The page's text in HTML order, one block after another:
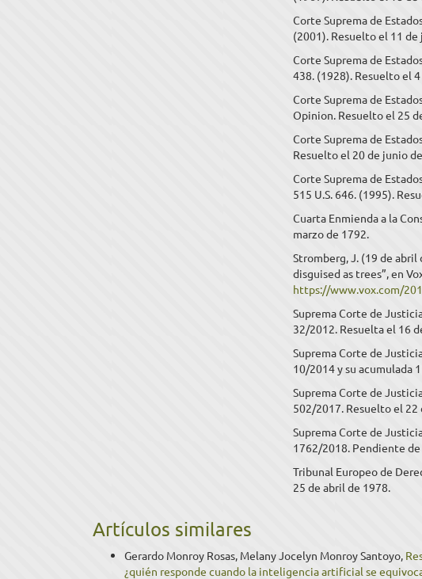
Corte Suprema de
(2001). Resuelto el 11
Corte Suprema de
438. (1928). Resuelto el
Corte Suprema de
Opinion. Resuelto el 25
Corte Suprema de
Resuelto el 20 de junio
Corte Suprema de
515 U.S. 646. (1995).
Cuarta Enmienda a la
marzo de 1792.
Stromberg, J. (19 de
disguised as trees”, en
https://www.vox.com/
Suprema Corte de
32/2012. Resuelta el 16
Suprema Corte de
10/2014 y su acumulada
Suprema Corte de
502/2017. Resuelto el
Suprema Corte de
1762/2018. Pendiente
Tribunal Europeo de
25 de abril de 1978.
Artículos similares
Gerardo Monroy Rosas, Melany Jocelyn Monroy Santoyo,
¿quién responde cuando la inteligencia artificial se